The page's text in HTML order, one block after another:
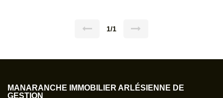
1/1
MANARANCHE IMMOBILIER ARLÉSIENNE DE
GESTION